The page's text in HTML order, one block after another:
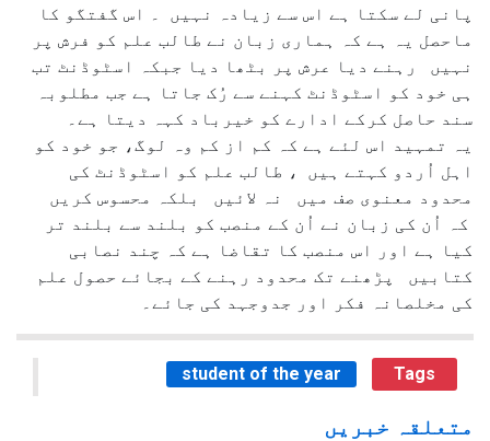
پانی لے سکتا ہے اس سے زیادہ نہیں ۔ اس گفتگو کا
ماحصل یہ ہے کہ ہماری زبان نے طالب علم کو فرش پر
نہیں رہنے دیا عرش پر بٹھا دیا جبکہ اسٹوڈنٹ تب
ہی خود کو اسٹوڈنٹ کہنے سے رُک جاتا ہے جب مطلوبہ
سند حاصل کرکے ادارے کو خیرباد کہہ دیتا ہے۔
یہ تمہید اس لئے ہے کہ کم از کم وہ لوگ، جو خود کو
اہل اُردو کہتے ہیں ، طالب علم کو اسٹوڈنٹ کی
محدود معنوی صف میں نہ لائیں بلکہ محسوس کریں
کہ اُن کی زبان نے اُن کے منصب کو بلند سے بلند تر
کیا ہے اور اس منصب کا تقاضا ہے کہ چند نصابی
کتابیں پڑھنے تک محدود رہنے کے بجائے حصول علم
کی مخلصانہ فکر اور جدوجہد کی جائے۔
student of the year Tags
متعلقہ خبریں